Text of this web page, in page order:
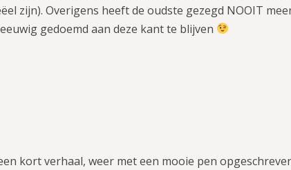
zijn). Overigens heeft de oudste gezegd NOOIT
gedoemd aan deze kant te blijven
kort verhaal, weer met een mooie pen